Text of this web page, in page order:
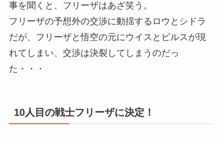
事を聞くと、フリーザはあざ笑う。
フリーザの予想外の交渉に動揺するロウとシドラ
だが、フリーザと悟空の元にウイスとビルスが現
れてしまい、交渉は決裂してしまうのだっ
た・・・
10人目の戦士フリーザに決定！